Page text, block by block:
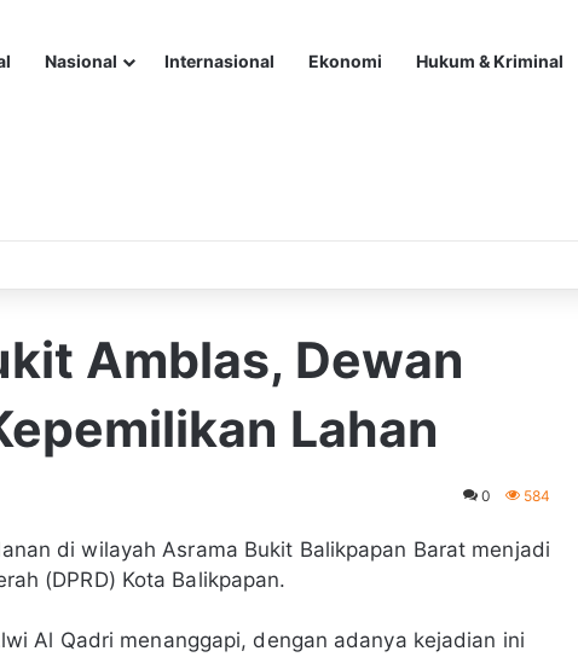
Nasional Internasional Ekonomi Hukum & Kriminal
Amblas, Dewan
Lahan
0 584
di wilayah Asrama Bukit Balikpapan Barat menjadi
(DPRD) Kota Balikpapan.
Al Qadri menanggapi, dengan adanya kejadian ini